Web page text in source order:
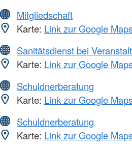
Mitgliedschaft
Karte: Link zur Google
Sanitätsdienst bei
Karte: Link zur Google
Schuldnerberatung
Karte: Link zur Google
Schuldnerberatung
Karte: Link zur Google